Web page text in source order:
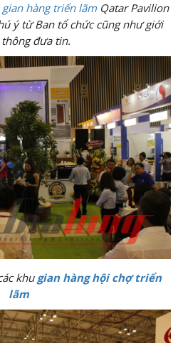
gian hàng triển lãm Qatar Pavilion
ý từ Ban tổ chức cũng như giới
đưa tin.
khu gian hàng hội chợ triển
lãm